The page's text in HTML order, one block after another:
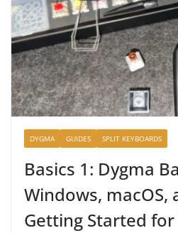
DYGMA GUIDES SPLIT KEYBOARDS
Basics 1: Dygma
Windows, macOS,
Getting Started for